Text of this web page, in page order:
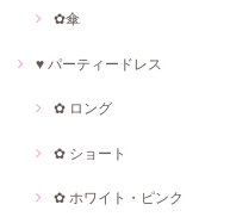
✿傘
♥ パーティードレス
✿ ロング
✿ ショート
✿ ホワイト・ピンク